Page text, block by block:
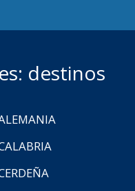
destinos